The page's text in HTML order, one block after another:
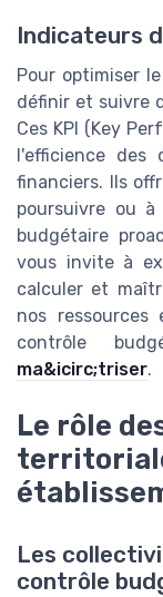
Indicateurs
Pour optimiser
définir et suivre
Ces KPI (Key
l'efficience
financiers. Ils
poursuivre ou
budgétaire
vous invite à
calculer et
nos
contrôle
ma&icirc;triser.
Le rôle
Les
contrôle